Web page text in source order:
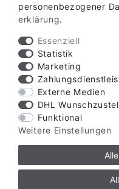
personenbezogener
erklärung.
Essenziell
Statistik
Marketing
Externe Medien
DHL
Funktional
Weitere Einstellungen